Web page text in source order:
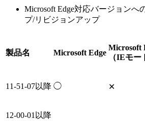
Microsoft Edge対応バージョンへ
プ/リビジョンアップ
製品名 Microsoft Edge
Microsoft
（IEモー
11-51-07以降 ◯ ✕
12-00-01以降